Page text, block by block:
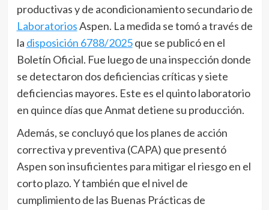
productivas y de acondicionamiento secundario de
LaboratoriosAspen. La medida se tomó a través de
la disposición 6788/2025que se publicó en el
Boletín Oficial. Fue luego de una inspección donde
se detectaron dos deficiencias críticas y siete
deficiencias mayores. Este es el quinto laboratorio
en quince días que Anmat detiene su producción.
Además, se concluyó que los planes de acción
correctiva y preventiva (CAPA) que presentó
Aspen son insuficientes para mitigar el riesgo en el
corto plazo. Y también que el nivel de
cumplimiento de las Buenas Prácticas de